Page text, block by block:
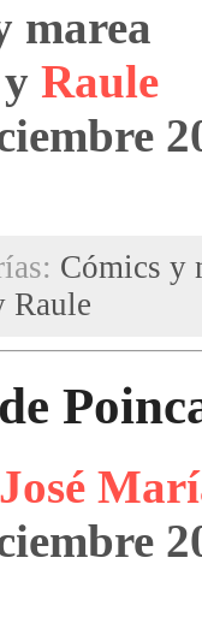
marea
Raule
Cómics y
Raule
José